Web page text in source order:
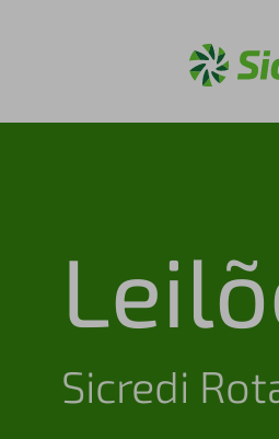
Sicredi